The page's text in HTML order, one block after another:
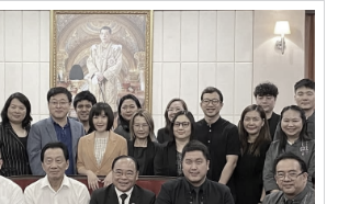
าณจากกรมความร่วมมือระหว่างประเทศ
ระเทศ จัดฝึกอบรมให้แก่ผู้รับทุนรัฐบาลไทย
าธิปไตยประชาชนลาว จำนวน 22 ราย
ษภาคม - 18 มิถุนายน 2569 ภายหลังจาก
จะไปศึกษาระดับปริญญาโท ณ มหาวิทยาลัย
ยต่อไป